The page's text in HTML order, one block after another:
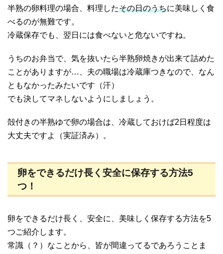
半熟の卵料理の場合、料理したその日のうちに美味しく食
べるのが無難です。
冷蔵保存でも、翌日には食べないと危ないですね。
うちのお弁当で、気を抜いたら半熟卵焼きが出来て詰めた
ことがありますが…、夫の職場は冷蔵庫つきなので、なん
ともなかったみたいです（汗）
でも決してマネしないようにしましょう。
殻付きの半熟ゆで卵の場合は、冷蔵しておけば2日程度は
大丈夫ですよ（実証済み）。
卵をできるだけ長く安全に保存する方法5
つ！
卵をできるだけ長く、安全に、美味しく保存する方法を5
つご紹介します。
常識（？）なことから、皆が間違ってるであろうことま